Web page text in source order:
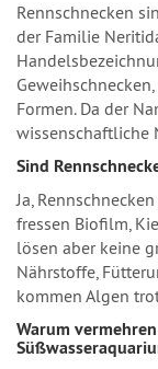
Rennschnecken
der Familie
Formen. Da der
wissenschaftliche
Sind
Ja,
fressen Biofilm,
lösen aber keine
Nährstoffe,
kommen Algen
Warum